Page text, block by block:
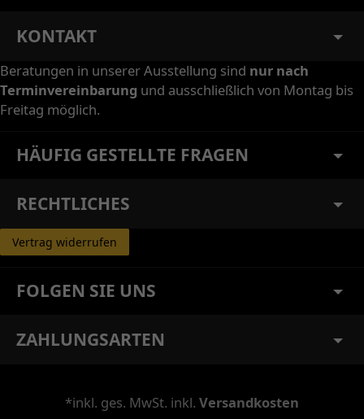
KONTAKT
Beratungen in unserer Ausstellung sind nur nach
Terminvereinbarung und ausschließlich von Montag bis
Freitag möglich.
HÄUFIG GESTELLTE FRAGEN
RECHTLICHES
Vertrag widerrufen
FOLGEN SIE UNS
ZAHLUNGSARTEN
*inkl. ges. MwSt. inkl. Versandkosten